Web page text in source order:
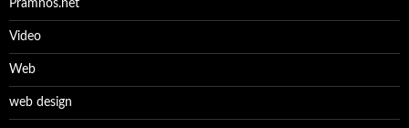
Pramnos.net
Video
Web
web design